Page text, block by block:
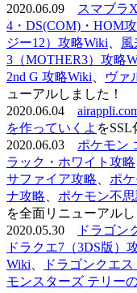
2020.06.09
スマブラ
4・DS(COM)・HOM
ジー12）攻略Wiki
3（MOTHER3）攻略
2nd G 攻略Wiki
ヴァ
ューアルしました！
2020.06.04
を作っていくよ をSSL
2020.06.03 ポケモン
ラック・ホワイト攻略
サファイア攻略
ポ
ナ攻略
ポケモン不
を全面リニューアルし
2020.05.30
ドラゴン
ドラクエ7（3DS版）
Wiki
ドラゴンクエ
モンスターズ テリー